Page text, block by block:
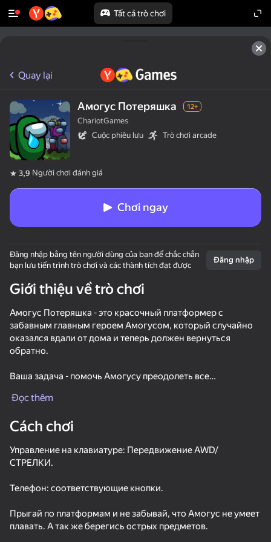
Tất cả trò chơi
Xoay thiết bị
Trò chơi này chỉ hỗ trợ định hướng
ngang
chơi
Traffic Gap: Merge Rush Apple Worm
36
45 34
Quay lại
Амогус Потеряшка 12+
ChariotGames
Cuộc phiêu lưu
Trò chơi arcade
3,9 Người chơi đánh giá
Chơi ngay
Đăng nhập bằng tên người dùng của bạn để chắc chắn
bạn lưu tiến trình trò chơi và các thành tích đạt được
Đăng nhập
Giới thiệu về trò chơi
Амогус Потеряшка - это красочный платформер с
забавным главным героем Амогусом, который случайно
оказался вдали от дома и теперь должен вернуться
обратно.
Ваша задача - помочь Амогусу преодолеть все
отсутствуют сложные головоломки и враги, что делает ее
– Разнообразные уровни с уникальными препятствиями
– Простое и интуитивное управление
задачах или сражениях с врагами.
Đọc thêm
Cách chơi
Управление на клавиатуре: Передвижение AWD/
СТРЕЛКИ.
Телефон: соответствующие кнопки.
Прыгай по платформам и не забывай, что Амогус не умеет
плавать. А так же берегись острых предметов.